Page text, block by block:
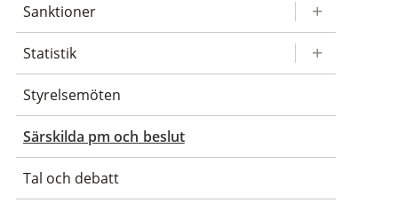
Sanktioner
Statistik
Styrelsemöten
Särskilda pm och beslut
Tal och debatt